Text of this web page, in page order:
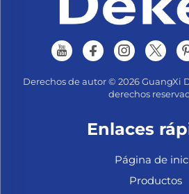
Derechos de autor © 2026 GuangXi
derechos
Enlaces
Página de
Productos